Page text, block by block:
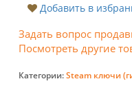
Добавить в
Задать вопрос
Посмотреть другие
Категории:Steam ключи